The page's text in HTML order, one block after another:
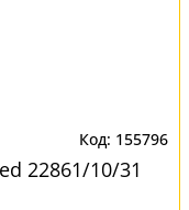
155796
22861/10/31